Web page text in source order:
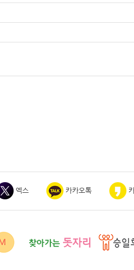
엑스 카카오톡